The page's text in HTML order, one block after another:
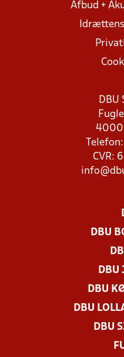
Afbud +
DBU
4000
CVR:
DBU
DBU
DBU
DBU
DBU